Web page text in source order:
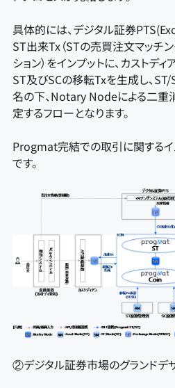
具体的には、デジタル証券
ST出来Tx（STの売買注文マッチ
ション）をインプットに、カストデ
ST及びSCの移転Txを生成し、
名の下、Notary Nodeによる二
定するフローとなります。
Progmat完結での取引に関する
です。
②デジタル証券市場のグランドデ